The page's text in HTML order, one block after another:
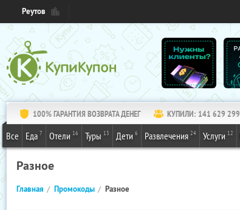
Реутов
100% ГАРАНТИЯ ВОЗВРАТА ДЕНЕГ КУПИЛИ: 141 629 299
Все Еда 7 Отели 16 Туры 13 Дети 6 Развлечения 24 Услуги 12
Разное
Главная Промокоды Разное